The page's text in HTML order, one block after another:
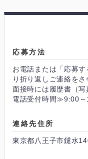
応募方法
お電話または「応募
り折り返しご連絡をさ
面接時には履歴書（写
電話受付時間≫9:00
連絡先住所
東京都八王子市鑓水